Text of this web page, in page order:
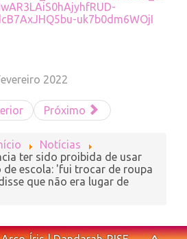
uk7b0dm6WOjI
2022
Próximo
Notícias
ter sido proibida de usar
de escola: 'fui trocar de roupa
que não era lugar de